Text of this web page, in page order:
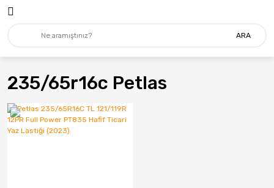
ARA
235/65r16c Petlas